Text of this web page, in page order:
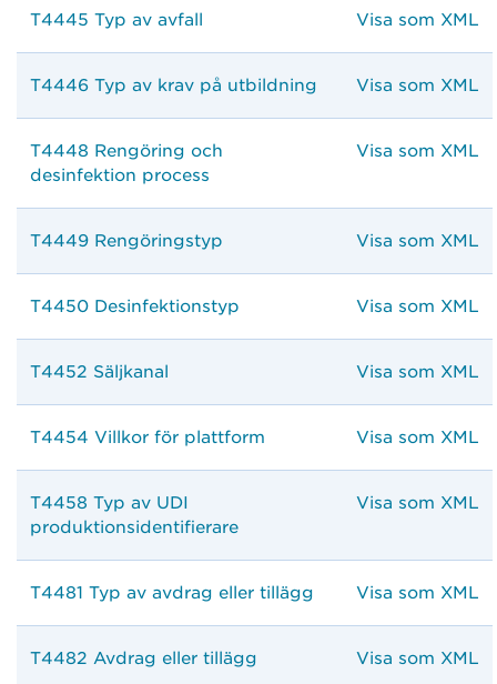
T4445 Typ av avfall Visa som XML
T4446 Typ av krav på utbildning Visa som XML
T4448 Rengöring och
desinfektion process
Visa som XML
T4449 Rengöringstyp Visa som XML
T4450 Desinfektionstyp Visa som XML
T4452 Säljkanal Visa som XML
T4454 Villkor för plattform Visa som XML
T4458 Typ av UDI
produktionsidentifierare
Visa som XML
T4481 Typ av avdrag eller tillägg Visa som XML
T4482 Avdrag eller tillägg Visa som XML